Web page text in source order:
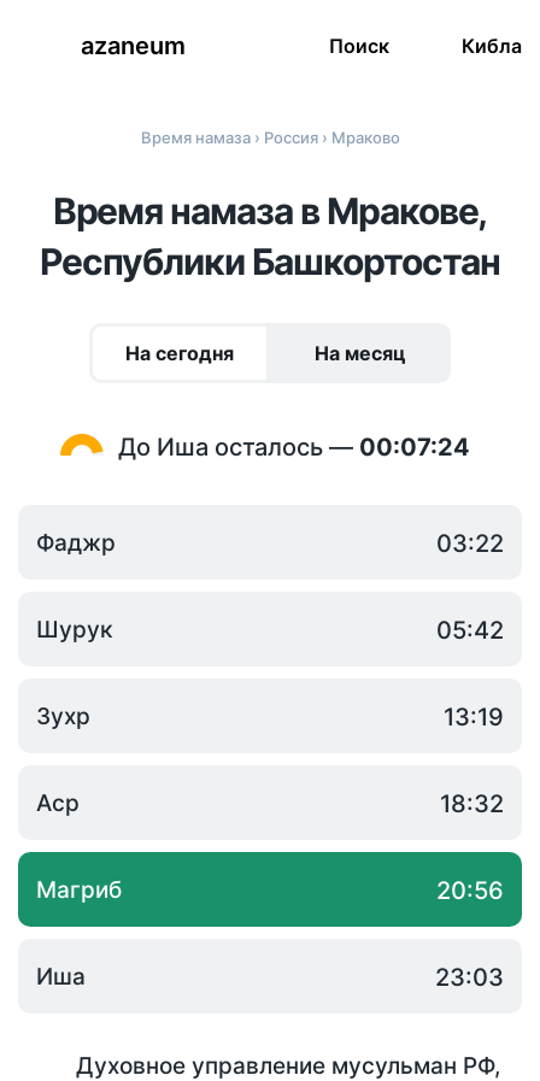
azaneum Поиск Кибла
Время намаза› Россия› Мраково
Время намаза в Мракове,
Республики Башкортостан
На сегодня На месяц
До Иша осталось — 00:07:24
Фаджр 03:22
Шурук 05:42
Зухр 13:19
Аср 18:32
Магриб 20:56
Иша 23:03
Духовное управление мусульман РФ,